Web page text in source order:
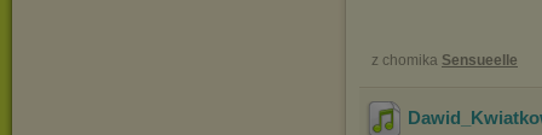
z chomika Sensueelle